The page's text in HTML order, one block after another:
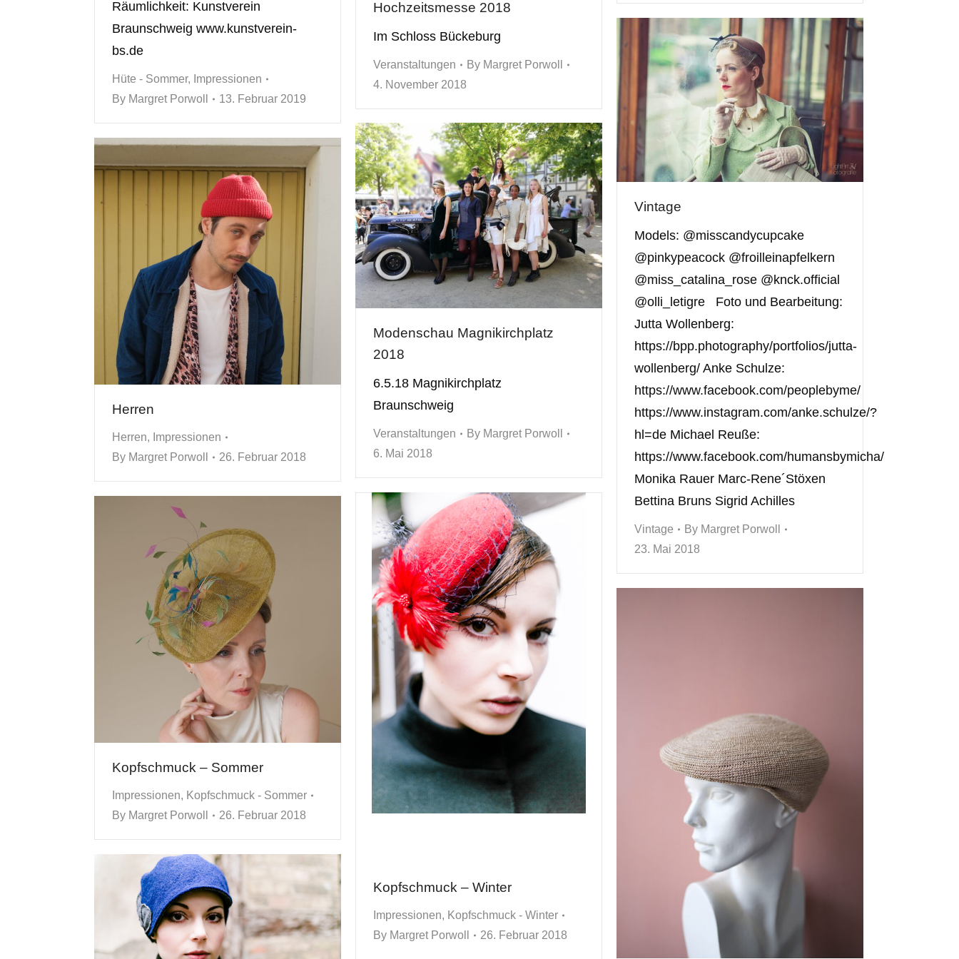
Räumlichkeit: Kunstverein
Braunschweig www.kunstverein-
bs.de
Hüte - Sommer, Impressionen
By Margret Porwoll 13. Februar 2019
Hochzeitsmesse 2018
Im Schloss Bückeburg
Veranstaltungen By Margret Porwoll
4. November 2018
Vintage
Models: @misscandycupcake
@pinkypeacock @froilleinapfelkern
@miss_catalina_rose @knck.official
@olli_letigre Foto und Bearbeitung:
Jutta Wollenberg:
https://bpp.photography/portfolios/jutta-
wollenberg/ Anke Schulze:
https://www.facebook.com/peoplebyme/
https://www.instagram.com/anke.schulze/?
hl=de Michael Reuße:
https://www.facebook.com/humansbymicha/
Monika Rauer Marc-Rene´Stöxen
Bettina Bruns Sigrid Achilles
Vintage By Margret Porwoll
23. Mai 2018
Modenschau Magnikirchplatz
2018
6.5.18 Magnikirchplatz
Braunschweig
Veranstaltungen By Margret Porwoll
6. Mai 2018
Herren
Herren, Impressionen
By Margret Porwoll 26. Februar 2018
Kopfschmuck – Winter
Impressionen, Kopfschmuck - Winter
By Margret Porwoll 26. Februar 2018
Kopfschmuck – Sommer
Impressionen, Kopfschmuck - Sommer
By Margret Porwoll 26. Februar 2018